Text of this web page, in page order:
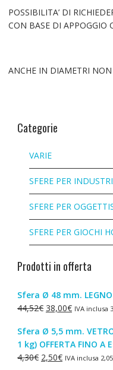
POSSIBILITA’ DI
CON BASE DI APPOGGIO
ANCHE IN DIAMETRI
Categorie
VARIE
SFERE PER
SFERE PER
SFERE PER GIOCHI
Prodotti in offerta
Sfera Ø 48 mm. LEGNO
44,52€ Il
originale
era:
44,52€.
38,00€Il
attuale
è:
38,00€.
IVA inclusa
Sfera Ø 5,5 mm.
1 kg) OFFERTA FINO A
4,30€ Il
2,50€IlIVA inclusa 2,05